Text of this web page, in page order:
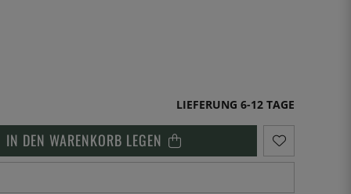
LIEFERUNG 6-12 TAGE
IN DEN WARENKORB LEGEN